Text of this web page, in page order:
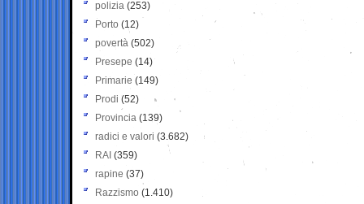
polizia (253)
Porto (12)
povertà (502)
Presepe (14)
Primarie (149)
Prodi (52)
Provincia (139)
radici e valori (3.682)
RAI (359)
rapine (37)
Razzismo (1.410)